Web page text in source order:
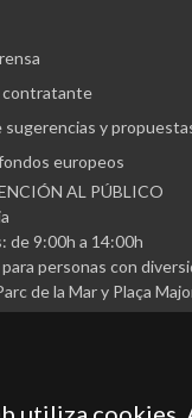
contratante
sugerencias y
europeos
AL PÚBLICO
de 9:00h a 14:00h
personas con
de la Mar y Plaça